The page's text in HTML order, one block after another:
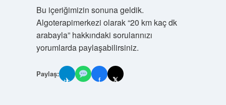
Bu içeriğimizin sonuna geldik.
Algoterapimerkezi olarak “20 km kaç dk
arabayla” hakkındaki sorularınızı
yorumlarda paylaşabilirsiniz.
Paylaş:
✈ f 𝕏